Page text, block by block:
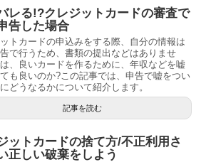
レる!?クレジットカードの審査で
告した場合
トカードの申込みをする際、自分の情報は
で行うため、書類の提出などはありませ
、良いカードを作るために、年収などを嘘
も良いのか?この記事では、申告で嘘をつい
どうなるかについて紹介します。
記事を読む
ットカードの捨て方/不正利用さ
正しい破棄をしよう